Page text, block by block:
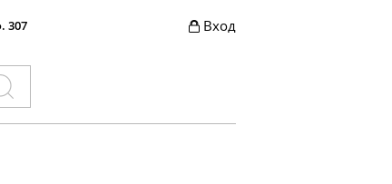
307
Вход